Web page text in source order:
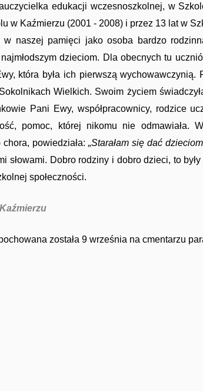
edukacji wczesnoszkolnej, w
w Kaźmierzu (2001 - 2008) i przez 13 lat w
naszej pamięci jako osoba bardzo
dzieciom. Dla obecnych tu
która była ich pierwszą wychowawczynią.
Wielkich. Swoim życiem
Pani Ewy, współpracownicy, rodzice
pomoc, której nikomu nie odmawiała.
powiedziała: „Starałam się dać
Dobro rodziny i dobro dzieci, to
społeczności.
została 9 września na cmentarzu